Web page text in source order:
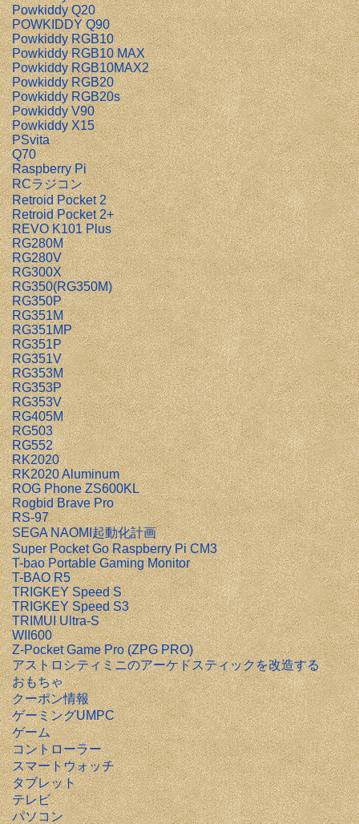
Powkiddy Q20
POWKIDDY Q90
Powkiddy RGB10
Powkiddy RGB10 MAX
Powkiddy RGB10MAX2
Powkiddy RGB20
Powkiddy RGB20s
Powkiddy V90
Powkiddy X15
PSvita
Q70
Raspberry Pi
RCラジコン
Retroid Pocket 2
Retroid Pocket 2+
REVO K101 Plus
RG280M
RG280V
RG300X
RG350(RG350M)
RG350P
RG351M
RG351MP
RG351P
RG351V
RG353M
RG353P
RG353V
RG405M
RG503
RG552
RK2020
RK2020 Aluminum
ROG Phone ZS600KL
Rogbid Brave Pro
RS-97
SEGA NAOMI起動化計画
Super Pocket Go Raspberry Pi CM3
T-bao Portable Gaming Monitor
T-BAO R5
TRIGKEY Speed S
TRIGKEY Speed S3
TRIMUI Ultra-S
WII600
Z-Pocket Game Pro (ZPG PRO)
アストロシティミニのアーケドスティックを改造する
おもちゃ
クーポン情報
ゲーミングUMPC
ゲーム
コントローラー
スマートウォッチ
タブレット
テレビ
パソコン